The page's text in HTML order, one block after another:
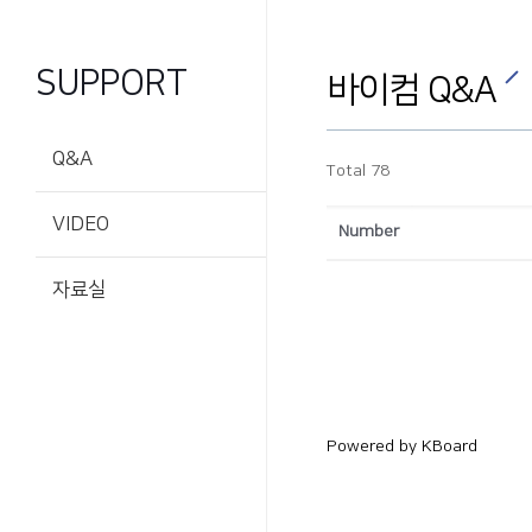
SUPPORT
Q&A
VIDEO
자료실
바이컴 Q&A
Total 78
Number
Powered by KBoard